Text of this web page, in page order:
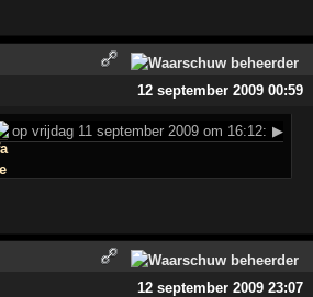
12 september 2009 00:59
op vrijdag 11 september 2009 om 16:12: ▶
12 september 2009 23:07